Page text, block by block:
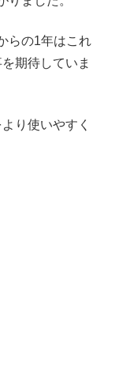
らの1年はこれ
期待していま
り使いやすく